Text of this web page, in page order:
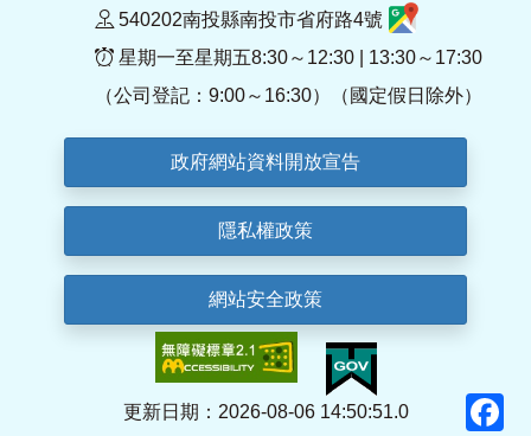
540202南投縣南投市省府路4號
星期一至星期五8:30～12:30 | 13:30～17:30
（公司登記：9:00～16:30）（國定假日除外）
政府網站資料開放宣告
隱私權政策
網站安全政策
更新日期：2026-08-06 14:50:51.0